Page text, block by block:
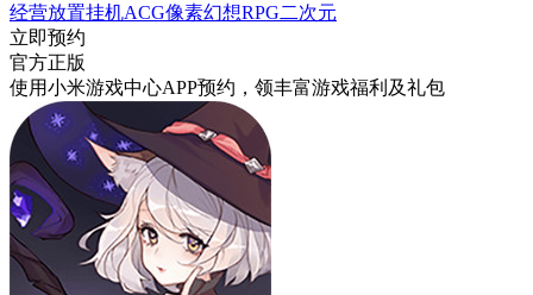
经营放置挂机ACG像素幻想RPG二次元
立即预约
官方正版
使用小米游戏中心APP预约 ，领丰富游戏福利 及礼包